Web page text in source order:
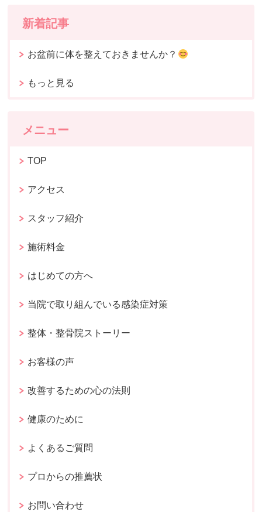
新着記事
お盆前に体を整えておきませんか？
もっと見る
メニュー
TOP
アクセス
スタッフ紹介
施術料金
はじめての方へ
当院で取り組んでいる感染症対策
整体・整骨院ストーリー
お客様の声
改善するための心の法則
健康のために
よくあるご質問
プロからの推薦状
お問い合わせ